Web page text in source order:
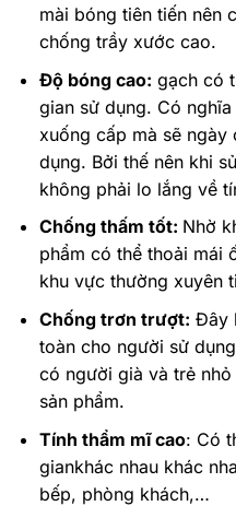
mài bóng tiên tiến nên
chống trầy xước cao.
Độ bóng cao: gạch có
gian sử dụng. Có
xuống cấp mà sẽ ngày
dụng. Bởi thế nên khi
không phải lo lắng về
Chống thấm tốt: Nhờ
phẩm có thể thoải mái
khu vực thường xuyên
Chống trơn trượt: Đây
toàn cho người sử
có người già và trẻ
sản phẩm.
Tính thẩm mĩ cao: Có
giankhác nhau khác
bếp, phòng khách,…